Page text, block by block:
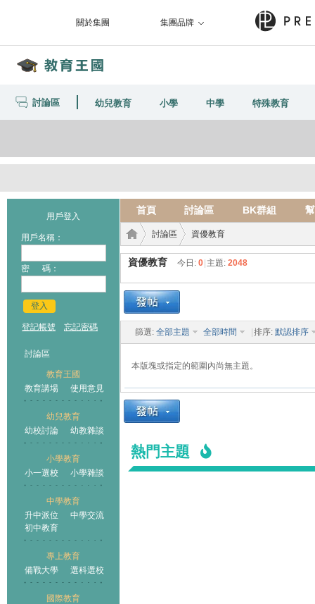
關於集團 集團品牌
討論區 幼兒教育 小學 中學 特殊教育
用戶登入
用戶名稱：
密 碼：
登入
登記帳號 忘記密碼
討論區
教育王國
教育講場
使用意見
幼兒教育
幼校討論
幼教雜談
小學教育
小一選校
小學雜談
中學教育
升中派位
中學交流
初中教育
專上教育
備戰大學
選科選校
國際教育
首頁 討論區 BK群組
教育›
討論區
›
資優教育
資優教育 今日: 0 主題: 2048
篩選: 全部主題 全部時間 排序: 默認排序
本版塊或指定的範圍內尚無主題。
熱門主題